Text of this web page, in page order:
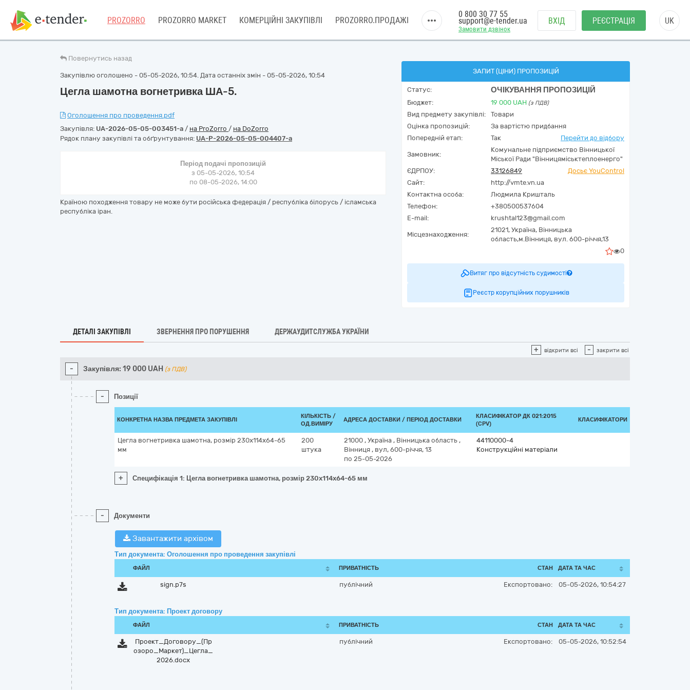
PROZORRO PROZORRO MARKET КОМЕРЦІЙНІ ЗАКУПІВЛІ PROZORRO.ПРОДАЖІ
Замовити дзвінок
0 800 30 77 55
support@e-tender.ua ВХІД РЕЄСТРАЦІЯ UK
Повернутись назад
Закупівлю оголошено - 05-05-2026, 10:54. Дата останніх змін - 05-05-2026, 10:54
Цегла шамотна вогнетривка ША-5.
Оголошення про проведення.pdf
Закупівля: UA-2026-05-05-003451-a / на ProZorro / на DoZorro
Рядок плану закупівлі та обґрунтування: UA-P-2026-05-05-004407-a
Період подачі пропозицій
з 05-05-2026, 10:54
по 08-05-2026, 14:00
Країною походження товару не може бути російська федерація / республіка білорусь / ісламська
республіка іран.
ЗАПИТ (ЦІНИ) ПРОПОЗИЦІЙ
Статус: ОЧІКУВАННЯ ПРОПОЗИЦІЙ
Бюджет: 19 000 UAH (з ПДВ)
Вид предмету закупівлі:
Товари
Оцінка пропозицій:
За вартістю придбання
Попередній етап:
Так Перейти до відбору
Замовник:
Комунальне підприємство Вінницької
Міської Ради "Вінницяміськтеплоенерго"
ЄДРПОУ:
33126849
Досьє YouControl
Сайт:
http://vmte.vn.ua
Контактна особа:
Людмила Кришталь
Телефон:
+380500537604
E-mail:
krushtal123@gmail.com
Місцезнаходження:
21021, Україна, Вінницька
область,м.Вінниця, вул. 600-річчя,13
0
Витяг про відсутність судимості
Реєстр корупційних порушників
ДЕТАЛІ ЗАКУПІВЛІ ЗВЕРНЕННЯ ПРО ПОРУШЕННЯ ДЕРЖАУДИТСЛУЖБА УКРАЇНИ
+ відкрити всі - закрити всі
- Закупівля: 19 000 UAH (з ПДВ)
- Позиції
КОНКРЕТНА НАЗВА ПРЕДМЕТА ЗАКУПІВЛІ
КІЛЬКІСТЬ /
ОД.ВИМІРУ
АДРЕСА ДОСТАВКИ / ПЕРІОД ДОСТАВКИ
КЛАСИФІКАТОР ДК 021:2015
(CPV)
КЛАСИФІКАТОРИ
Цегла вогнетривка шамотна, розмір 230x114x64-65
мм
200
штука
21000 , Україна , Вінницька область ,
Вінниця , вул, 600-річчя, 13
по 25-05-2026
44110000-4
Конструкційні матеріали
+ Специфікація 1: Цегла вогнетривка шамотна, розмір 230x114x64-65 мм
- Документи
Завантажити архівом
Тип документа: Оголошення про проведення закупівлі
ФАЙЛ ПРИВАТНІСТЬ СТАН ДАТА ТА ЧАС
sign.p7s публічний Експортовано: 05-05-2026, 10:54:27
Тип документа: Проект договору
ФАЙЛ ПРИВАТНІСТЬ СТАН ДАТА ТА ЧАС
Проект_Договору_(Пр
озоро_Маркет)_Цегла_
2026.docx
публічний Експортовано: 05-05-2026, 10:52:54